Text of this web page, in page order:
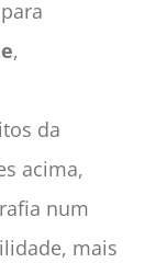
para
,
da
acima,
num
mais